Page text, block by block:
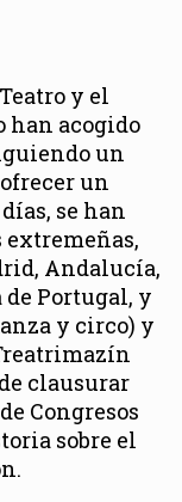
y el
han acogido
un
un
se han
extremeñas,
Andalucía,
Portugal, y
y circo) y
clausurar
Congresos
sobre el